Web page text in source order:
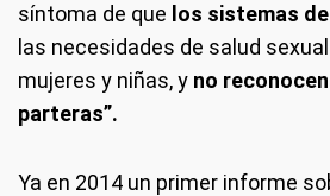
síntoma de que los sistemas
las necesidades de salud
mujeres y niñas, y no
parteras”.
Ya en 2014 un primer informe